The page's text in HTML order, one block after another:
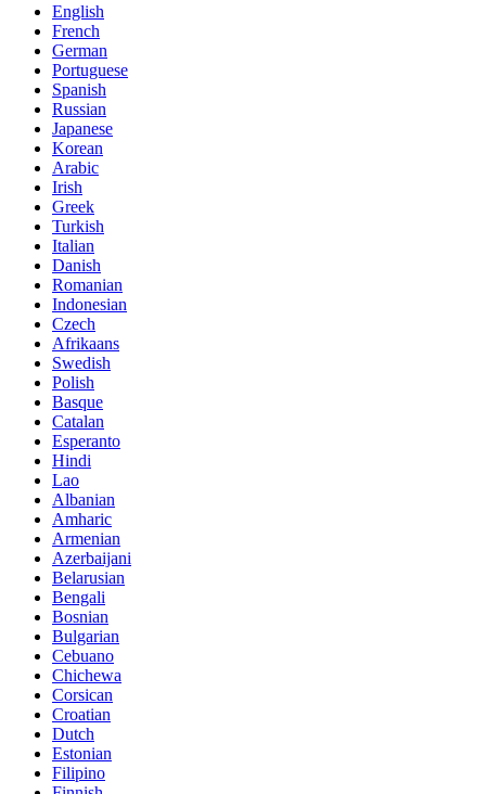
English
French
German
Portuguese
Spanish
Russian
Japanese
Korean
Arabic
Irish
Greek
Turkish
Italian
Danish
Romanian
Indonesian
Czech
Afrikaans
Swedish
Polish
Basque
Catalan
Esperanto
Hindi
Lao
Albanian
Amharic
Armenian
Azerbaijani
Belarusian
Bengali
Bosnian
Bulgarian
Cebuano
Chichewa
Corsican
Croatian
Dutch
Estonian
Filipino